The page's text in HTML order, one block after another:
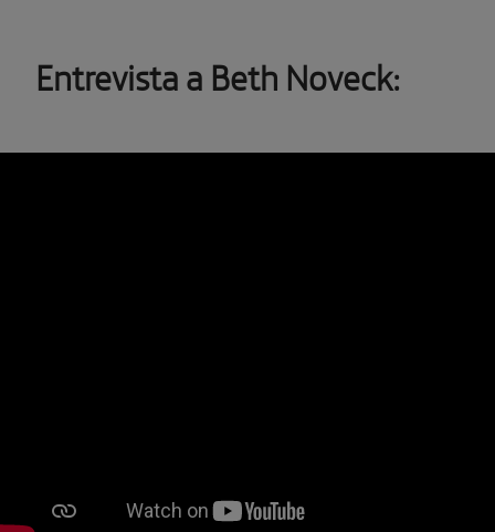
Entrevista a Beth Noveck: